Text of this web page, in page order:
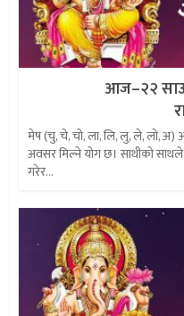
आज–२२
मेष (चु, चे, चो, ला, लि, लु, ले, लो, अ)
अवसर मिल्ने योग छ। साथीको
गरेर...